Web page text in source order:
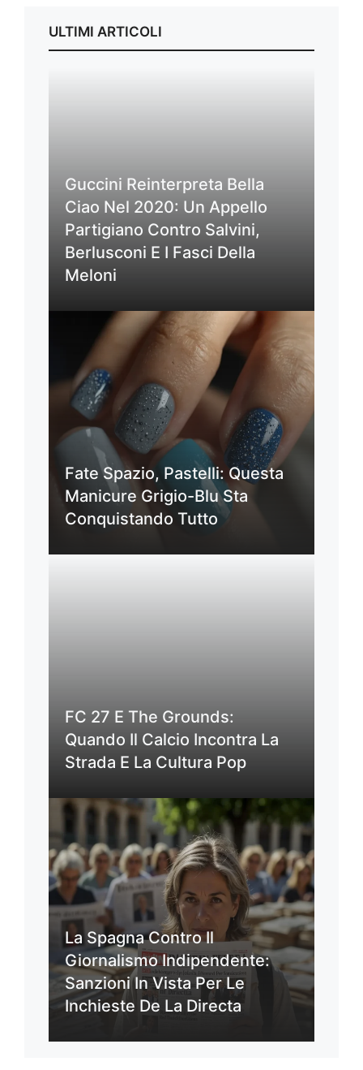
ULTIMI ARTICOLI
Guccini Reinterpreta Bella
Ciao Nel 2020: Un Appello
Partigiano Contro Salvini,
Berlusconi E I Fasci Della
Meloni
Fate Spazio, Pastelli: Questa
Manicure Grigio-Blu Sta
Conquistando Tutto
FC 27 E The Grounds:
Quando Il Calcio Incontra La
Strada E La Cultura Pop
La Spagna Contro Il
Giornalismo Indipendente:
Sanzioni In Vista Per Le
Inchieste De La Directa